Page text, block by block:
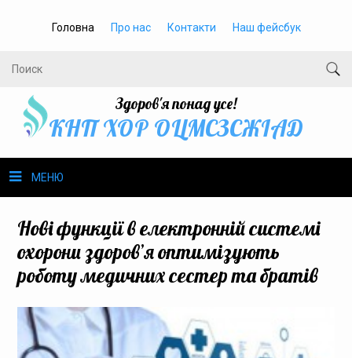
Головна Про нас Контакти Наш фейсбук
Здоров'я понад усе!
КНП ХОР ОЦМСЗСЖIАД
МЕНЮ
Громадське здоров’я
Громадянам
Нові функції в електронній системі
охорони здоров’я оптимізують
роботу медичних сестер та братів